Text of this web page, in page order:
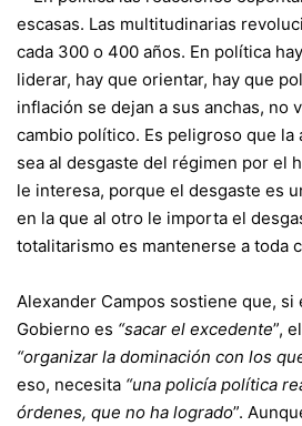
escasas. Las multitudinarias
cada 300 o 400 años. En política
liderar, hay que orientar, hay que
inflación se dejan a sus anchas, no
cambio político. Es peligroso que la
sea al desgaste del régimen por el
le interesa, porque el desgaste es
en la que al otro le importa el
totalitarismo es mantenerse a toda
Alexander Campos sostiene que, si
Gobierno es “sacar el excedente”,
“organizar la dominación con los
eso, necesita “una policía política
órdenes, que no ha logrado”.